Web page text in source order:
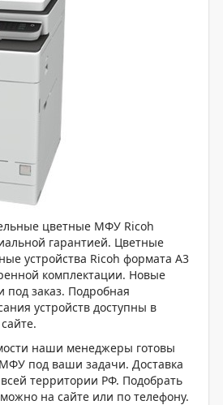
цветные МФУ Ricoh
гарантией. Цветные
устройства Ricoh формата А3
комплектации. Новые
под заказ. Подробная
устройств доступны в
наши менеджеры готовы
под ваши задачи. Доставка
территории РФ. Подобрать
можно на сайте или по телефону.